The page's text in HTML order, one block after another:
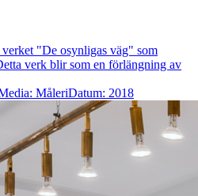
"De osynligas väg" som
verk blir som en förlängning av
MåleriDatum: 2018